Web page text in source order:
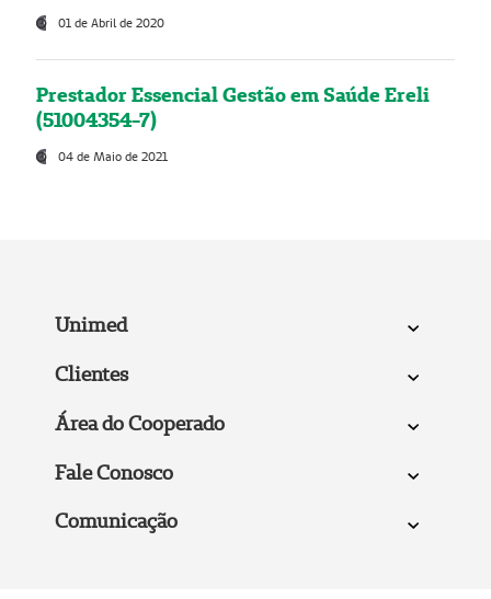
01 de Abril de 2020
Prestador Essencial Gestão em Saúde Ereli
(51004354-7)
04 de Maio de 2021
Unimed
Clientes
Área do Cooperado
Fale Conosco
Comunicação